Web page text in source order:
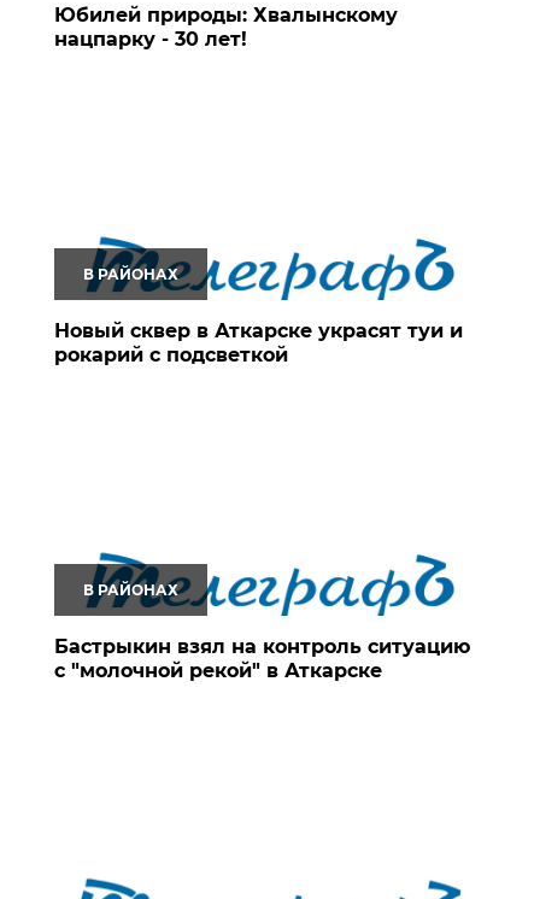
Юбилей природы: Хвалынскому
нацпарку - 30 лет!
В РАЙОНАХ
Новый сквер в Аткарске украсят туи и
рокарий с подсветкой
В РАЙОНАХ
Бастрыкин взял на контроль ситуацию
с "молочной рекой" в Аткарске